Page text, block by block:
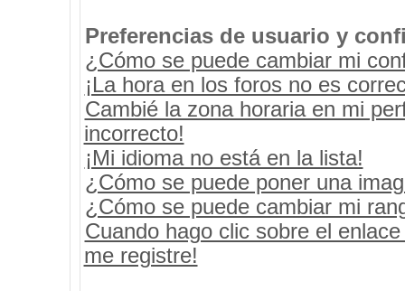
Preferencias de usuario y
¿Cómo se puede cambiar mi
¡La hora en los foros no es
Cambié la zona horaria en mi
incorrecto!
¡Mi idioma no está en la lista!
¿Cómo se puede poner una
¿Cómo se puede cambiar mi
Cuando hago clic sobre el
me registre!